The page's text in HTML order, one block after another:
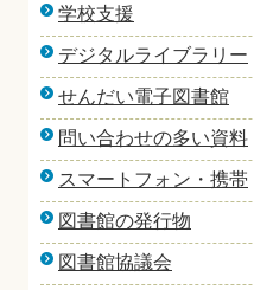
学校支援
デジタルライブラリー
せんだい電子図書館
問い合わせの多い資料
スマートフォン・携帯
図書館の発行物
図書館協議会